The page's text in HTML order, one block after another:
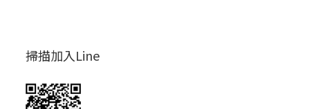
掃描加入Line